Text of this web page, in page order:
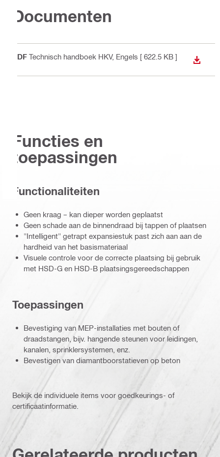
Documenten
PDF Technisch handboek HKV, Engels [ 622.5 KB ]
Functies en
toepassingen
Functionaliteiten
Geen kraag – kan dieper worden geplaatst
Geen schade aan de binnendraad bij tappen of plaatsen
"Intelligent" getrapt expansiestuk past zich aan aan de
hardheid van het basismateriaal
Visuele controle voor de correcte plaatsing bij gebruik
met HSD-G en HSD-B plaatsingsgereedschappen
Toepassingen
Bevestiging van MEP-installaties met bouten of
draadstangen, bijv. hangende steunen voor leidingen,
kanalen, sprinklersystemen, enz.
Bevestigen van diamantboorstatieven op beton
Bekijk de individuele items voor goedkeurings- of
certificaatinformatie.